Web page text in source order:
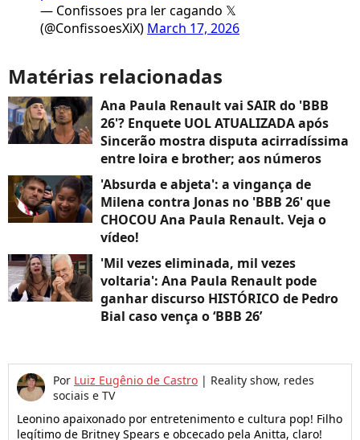
— Confissoes pra ler cagando 𝕏
(@ConfissoesXiX) March 17, 2026
Matérias relacionadas
Ana Paula Renault vai SAIR do 'BBB
26'? Enquete UOL ATUALIZADA após
Sincerão mostra disputa acirradíssima
entre loira e brother; aos números
'Absurda e abjeta': a vingança de
Milena contra Jonas no 'BBB 26' que
CHOCOU Ana Paula Renault. Veja o
vídeo!
'Mil vezes eliminada, mil vezes
voltaria': Ana Paula Renault pode
ganhar discurso HISTÓRICO de Pedro
Bial caso vença o ‘BBB 26’
Por Luiz Eugênio de Castro | Reality show, redes
sociais e TV
Leonino apaixonado por entretenimento e cultura pop! Filho
legítimo de Britney Spears e obcecado pela Anitta, claro!